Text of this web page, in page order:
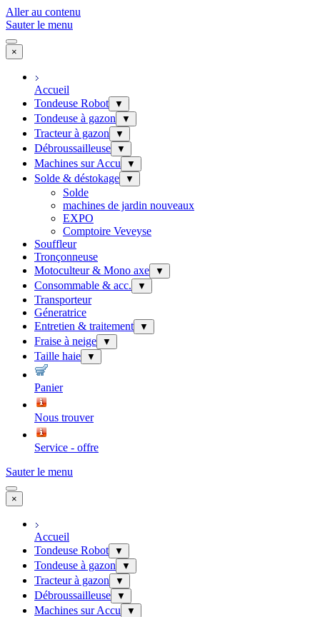
Aller au contenu
Sauter le menu
×
Accueil
Tondeuse Robot
▼
Tondeuse à gazon ▼
Tracteur à gazon ▼
Débroussailleuse ▼
Machines sur Accu ▼
Solde & déstokage ▼
Solde
machines de jardin nouveaux
EXPO
Comptoire Veveyse
Souffleur
Tronçonneuse
Motoculteur & Mono axe
▼
Consommable & acc. ▼
Transporteur
Géneratrice
Entretien & traitement
▼
Fraise à neige ▼
Taille haie ▼
Panier
Nous trouver
Service - offre
Sauter le menu
×
Accueil
Tondeuse Robot
▼
Tondeuse à gazon ▼
Tracteur à gazon ▼
Débroussailleuse ▼
Machines sur Accu ▼